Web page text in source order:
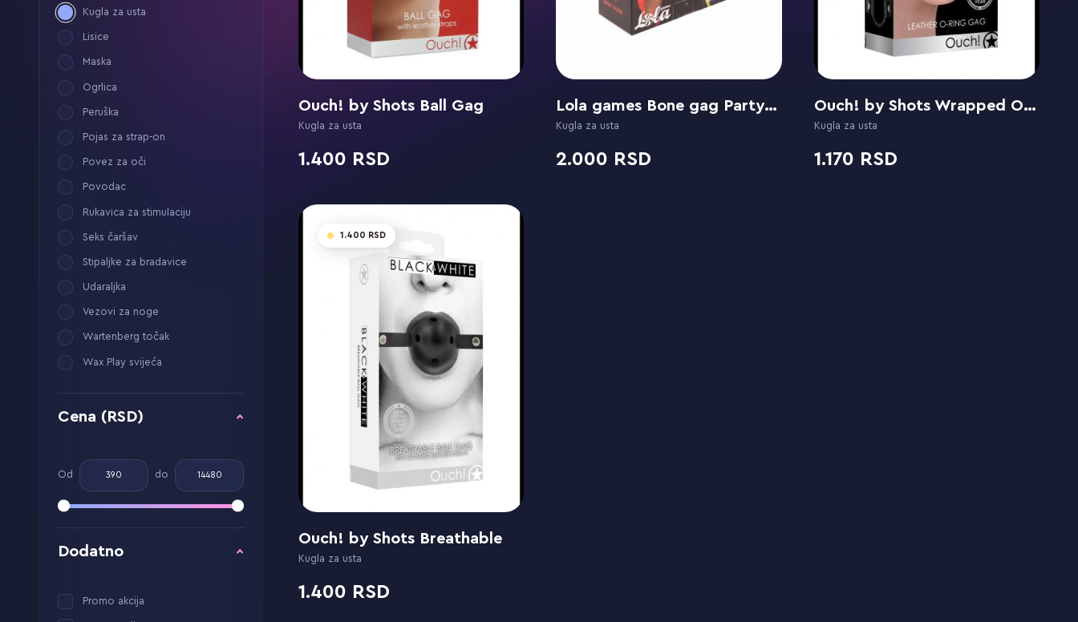
Kugla za usta
Lisice
Maska
Ogrlica
Peruška
Pojas za strap-on
Povez za oči
Povodac
Rukavica za stimulaciju
Seks čaršav
Stipaljke za bradavice
Udaraljka
Vezovi za noge
Wartenberg točak
Wax Play svijeća
Cena (RSD)
Od do
Dodatno
Promo akcija
Ouch! by Shots Ball Gag
Kugla za usta
1.400
Lola games Bone gag Party Hard Infatuation
Kugla za usta
2.000
Ouch! by Shots Wrapped O-Ring
Kugla za usta
1.170
1.400
Ouch! by Shots Breathable
Kugla za usta
1.400